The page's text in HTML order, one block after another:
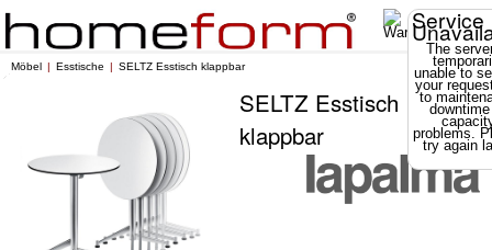
Service
The
unable to
your
to
problems.
try again
Möbel Esstische SELTZ Esstisch klappbar
SELTZ Esstisch
klappbar